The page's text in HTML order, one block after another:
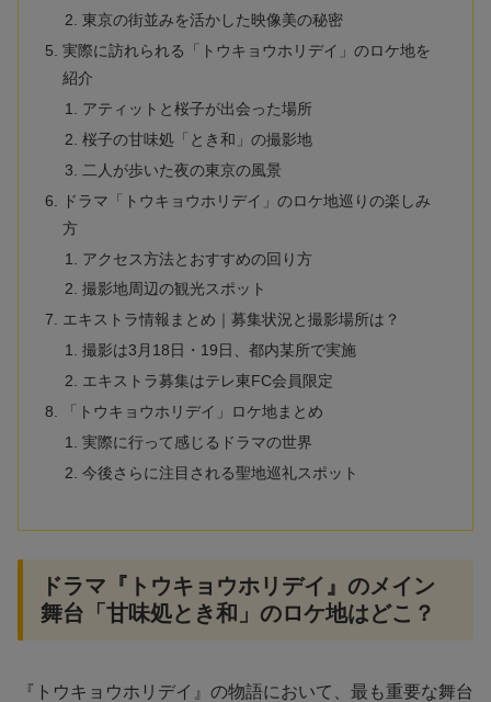
東京の街並みを活かした映像美の秘密
実際に訪れられる「トウキョウホリデイ」のロケ地を
紹介
アティットと桜子が出会った場所
桜子の甘味処「とき和」の撮影地
二人が歩いた夜の東京の風景
ドラマ「トウキョウホリデイ」のロケ地巡りの楽しみ
方
アクセス方法とおすすめの回り方
撮影地周辺の観光スポット
エキストラ情報まとめ｜募集状況と撮影場所は？
撮影は3月18日・19日、都内某所で実施
エキストラ募集はテレ東FC会員限定
「トウキョウホリデイ」ロケ地まとめ
実際に行って感じるドラマの世界
今後さらに注目される聖地巡礼スポット
ドラマ『トウキョウホリデイ』のメイン
舞台「甘味処とき和」のロケ地はどこ？
『トウキョウホリデイ』の物語において、最も重要な舞台